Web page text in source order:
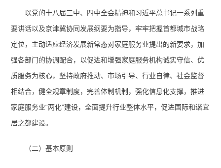
以党的十八届三中、四中全会精神和习近平总书记一系列重
要讲话以及京津冀协同发展纲要为指导，牢牢把握首都城市战略
定位，主动适应经济发展新常态对家庭服务业提出的新要求，加
强各部门的协调配合， 以促进和增强家庭服务机构诚实守信、优
质服务为核心，坚持政府推动、市场引导、行业自律、社会监督
相结合，健全规章制度，完善体制机制，强化信息化支撑，推进
家庭服务业“两化”建设，全面提升行业整体水平，促进国际和谐宜
居之都建设。
（二）基本原则